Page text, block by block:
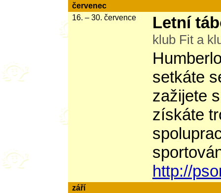
červenec
16. – 30. července
Letní
klub Fit a
setkáte
zažijete
získáte
http://
září